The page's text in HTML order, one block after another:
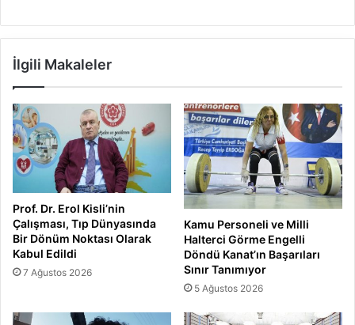
İlgili Makaleler
Prof. Dr. Erol Kisli’nin
Çalışması, Tıp Dünyasında
Bir Dönüm Noktası Olarak
Kabul Edildi
7 Ağustos 2026
Kamu Personeli ve Milli
Halterci Görme Engelli
Döndü Kanat’ın Başarıları
Sınır Tanımıyor
5 Ağustos 2026